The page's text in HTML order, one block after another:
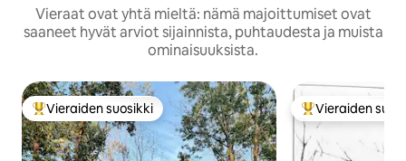
Vieraat ovat yhtä mieltä: nämä majoittumiset ovat
saaneet hyvät arviot sijainnista, puhtaudesta ja muista
ominaisuuksista.
Vieraiden suosikkien parhaimmistoa
Vieraiden suosikki Vieraiden
Vieraiden